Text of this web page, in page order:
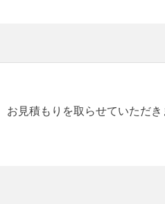
お見積もりを取らせていただ